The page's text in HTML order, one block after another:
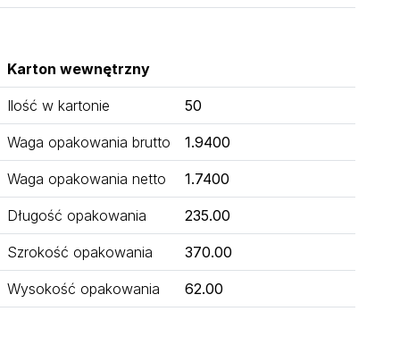
Karton wewnętrzny
Ilość w kartonie 50
Waga opakowania brutto 1.9400
Waga opakowania netto 1.7400
Długość opakowania 235.00
Szrokość opakowania 370.00
Wysokość opakowania 62.00